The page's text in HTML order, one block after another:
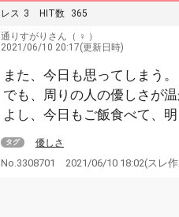
レス 3 HIT数 365
通りすがりさん （ ♀ ）
2021/06/10 20:17(更新日時)
また、今日も思ってしまう。
でも、周りの人の優しさが
よし、今日もご飯食べて、明
タグ 優しさ
No.3308701 2021/06/10 18:02(スレ